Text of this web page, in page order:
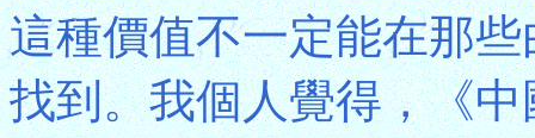
這種價值不一定能在那
找到。我個人覺得，《